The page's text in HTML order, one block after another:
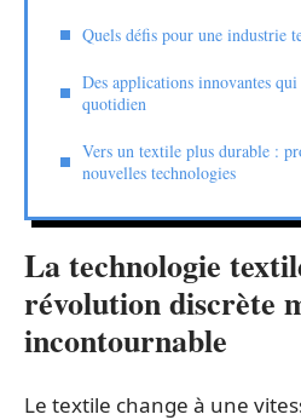
Quels défis pour une industrie
Des applications innovantes
quotidien
Vers un textile plus durable :
nouvelles technologies
La technologie
révolution discrète
incontournable
Le textile change à une